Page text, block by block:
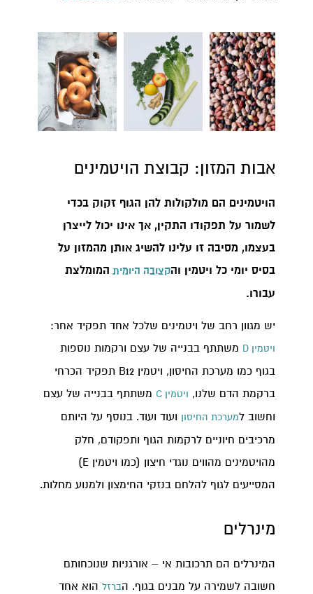
אבות המזון: קבוצת הויטמינים
הויטמינים הם מולקולות להן הגוף זקוק בכדי
לשמור על תפקודו התקין, אך אינו יכול לייצרן
בעצמו, מסיבה זו עלינו להשיג אותן מהמזון על
בסיס יומי כל ויטמין והקצובה היומית המומלצת
עבורו.
יש מגוון רחב של ויטמינים שלכל אחד תפקיד אחר:
ויטמין D
משתתף בבנייה של עצם ורקמות נוספות
בגוף כמו מערכת החיסון, ויטמין B12 תפקיד הכרחי
ברקמת הדם שלנו, ויטמין C
משתתף בבנייה של עצם
וחשוב למערכת החיסון ועוד ועוד. בנוסף על היותם
מרכיבים חיוניים לרקמות הגוף ותפקודם, חלק
מהויטמינים מהווים נוגדי חיצון (כמו ויטמין E)
המסייעים לגוף להלחם בנזקי החימצון ולמנוע מחלות.
מינרלים
המינרלים הם תרכובות אי – אורגניות שנוכחותם
חשובה לשמירה על מבנים בגוף. הברזל הוא אחד